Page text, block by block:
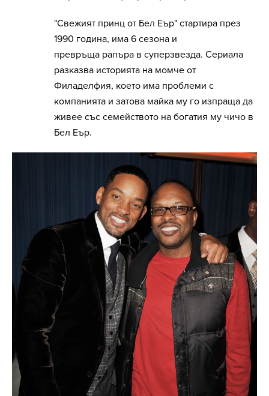
"Свежият принц от Бел Еър" стартира през
1990 година, има 6 сезона и
превръща рапъра в суперзвезда. Сериала
разказва историята на момче от
Филаделфия, което има проблеми с
компанията и затова майка му го изпраща да
живее със семейството на богатия му чичо в
Бел Еър.